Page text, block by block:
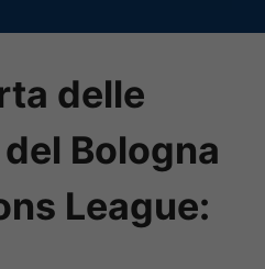
delle
Bologna
League: